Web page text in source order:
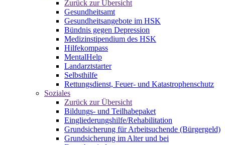
Zurück zur Übersicht
Gesundheitsamt
Gesundheitsangebote im HSK
Bündnis gegen Depression
Medizinstipendium des HSK
Hilfekompass
MentalHelp
Landarztstarter
Selbsthilfe
Rettungsdienst, Feuer- und Katastrophenschutz
Soziales
Zurück zur Übersicht
Bildungs- und Teilhabepaket
Eingliederungshilfe/Rehabilitation
Grundsicherung für Arbeitsuchende (Bürgergeld)
Grundsicherung im Alter und bei